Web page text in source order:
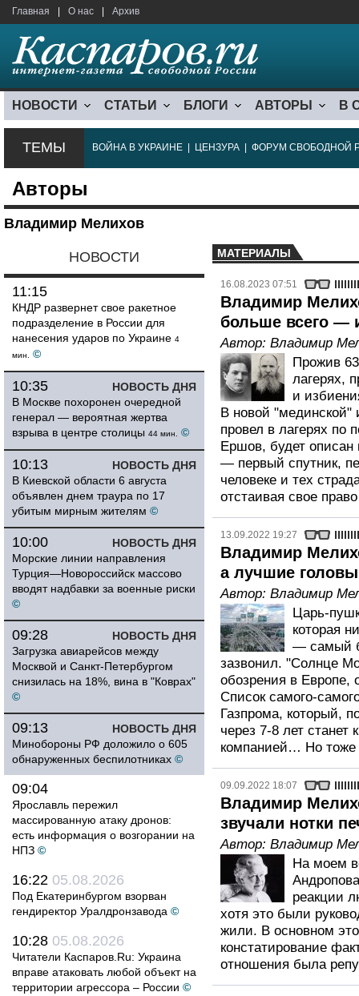
Главная О нас Архив
НОВОСТИ СТАТЬИ БЛОГИ АВТОРЫ В
ТЕМЫ ВОЙНА В УКРАИНЕ ЦЕНЗУРА ФОРУМ СВОБОДНОЙ
Авторы
Владимир Мелихов
НОВОСТИ
11:15
КНДР развернет свое ракетное
подразделение в России для
нанесения ударов по Украине 4
мин.
©
НОВОСТЬ ДНЯ
10:35
В Москве похоронен очередной
генерал — вероятная жертва
взрыва в центре столицы 44 мин. ©
НОВОСТЬ ДНЯ
10:13
В Киевской области 6 августа
объявлен днем траура по 17
убитым мирным жителям ©
НОВОСТЬ ДНЯ
10:00
Морские линии направления
Турция—Новороссийск массово
вводят надбавки за военные риски
©
НОВОСТЬ ДНЯ
09:28
Загрузка авиарейсов между
Москвой и Санкт-Петербургом
снизилась на 18%, вина в "Коврах"
©
НОВОСТЬ ДНЯ
09:13
Минобороны РФ доложило о 605
обнаруженных беспилотниках ©
09:04
Ярославль пережил
массированную атаку дронов:
есть информация о возгорании на
НПЗ ©
16:22 05.08.2026
Под Екатеринбургом взорван
гендиректор Уралдронзавода ©
10:28 05.08.2026
Читатели Каспаров.Ru: Украина
вправе атаковать любой объект на
территории агрессора – России ©
МАТЕРИАЛЫ
16.08.2023 07:51
Владимир
больше всего —
Автор: Владимир
Прожив
лагерях,
и
В новой "мединской"
провел в лагерях по
Ершов, будет
— первый спутник,
человеке и тех
отстаивая свое
13.09.2022 19:27
Владимир
а лучшие
Автор: Владимир
Царь-
которая
— самый
зазвонил. "Солнце
обозрения в Европе,
Список самого-
Газпрома, который,
через 7-8 лет
компанией… Но тоже
09.09.2022 18:07
Владимир
звучали нотки
Автор: Владимир
На моем
реакции
хотя это были
жили. В основном
констатирование
отношения была